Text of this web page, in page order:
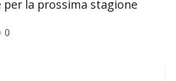
per la prossima stagione
0